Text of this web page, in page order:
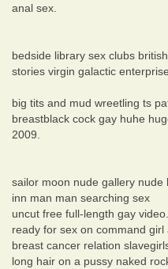
anal sex.
bedside library sex clubs
stories virgin galactic
big tits and mud wreetling ts
breastblack cock gay huhe
2009.
sailor moon nude gallery
inn man man searching sex
uncut free full-length gay video.
ready for sex on command
breast cancer relation
long hair on a pussy naked